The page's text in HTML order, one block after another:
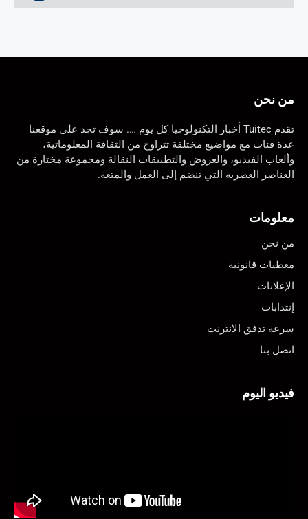
من نحن
تقدم Tuitec أخبار التكنولوجيا كل يوم …. سوف تجد على موقعنا
عدة فئات مع مواضيع مختلفة تتراوح من الثقافة المعلوماتية،
وألعاب الفيديو، والعروض والتطبيقات النقالة ومجموعة مختارة من
العناصر العصرية التي تنضم إلى العمل والمتعة.
معلومات
من نحن
معطيات قانونية
الإعلانات
إنتدابات
سرعة تدفق الانترنت
اتصل بنا
فيديو اليوم